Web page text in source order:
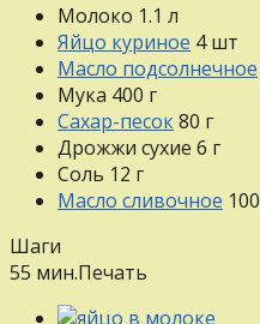
Молоко 1.1 л
Яйцо куриное 4шт
Масло подсолнечное
Мука 400 г
Сахар-песок80 г
Дрожжи сухие 6 г
Соль 12 г
Масло сливочное 100
Шаги
55 мин.Печать